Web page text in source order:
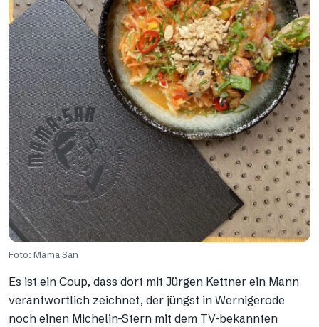
Foto: Mama San
Es ist ein Coup, dass dort mit Jürgen Kettner ein Mann
verantwortlich zeichnet, der jüngst in Wernigerode
noch einen Michelin-Stern mit dem TV-bekannten